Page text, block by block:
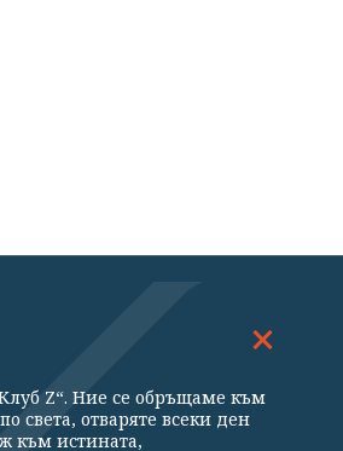
Z“. Ние се обръщаме към
света, отваряте всеки ден
към истината,